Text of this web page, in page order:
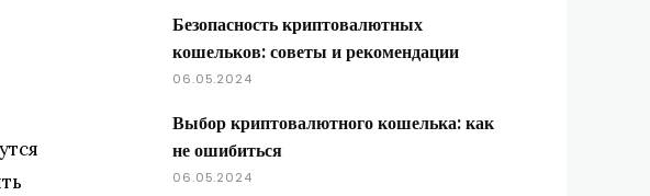
Безопасность криптовалютных
кошельков: советы и рекомендации
06.05.2024
Выбор криптовалютного кошелька: как
не ошибиться
06.05.2024